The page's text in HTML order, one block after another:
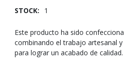
STOCK: 1
Este producto ha sido
combinando el trabajo artesanal
para lograr un acabado de calidad.